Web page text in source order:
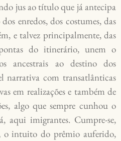
jus ao título que já antecipa
enredos, dos costumes, das
e talvez principalmente, das
do itinerário, unem o
ancestrais ao destino dos
narrativa com transatlânticas
em realizações e também de
algo que sempre cunhou o
aqui imigrantes. Cumpre-se,
o intuito do prêmio auferido,